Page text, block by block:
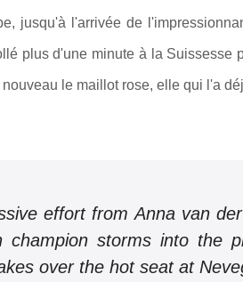
jusqu'à l'arrivée de
plus d'une minute à la Suissesse
le maillot rose, elle qui l'a
effort from Anna van
champion storms into the
over the hot seat at